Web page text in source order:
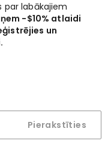
par labākajiem
-$10% atlaidi
un
Pierakstīties